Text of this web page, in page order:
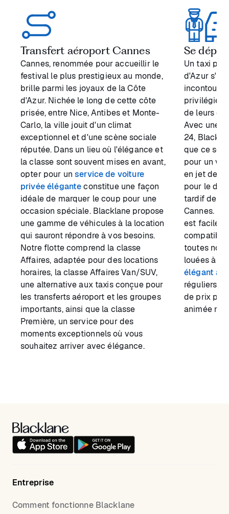
Transfert aéroport Cannes
Cannes, renommée pour accueillir le
festival le plus prestigieux au monde,
brille parmi les joyaux de la Côte
d'Azur. Nichée le long de cette côte
prisée, entre Nice, Antibes et Monte-
Carlo, la ville jouit d'un climat
exceptionnel et d'une scène sociale
réputée. Dans un lieu où l'élégance et
la classe sont souvent mises en avant,
opter pour unservice de voiture
privée éléganteconstitue une façon
idéale de marquer le coup pour une
occasion spéciale. Blacklane propose
une gamme de véhicules à la location
qui sauront répondre à vos besoins.
Notre flotte comprend la classe
Affaires, adaptée pour des locations
horaires, la classe Affaires Van/SUV,
une alternative aux taxis conçue pour
les transferts aéroport et les groupes
importants, ainsi que la classe
Première, un service pour des
moments exceptionnels où vous
souhaitez arriver avec élégance.
Se
Un taxi
d'Azur
privilégient
de leurs
Avec une
24,
que ce soit
pour un
en jet de
pour le
tardif
Cannes.
est facile
compatible
toutes nos
louées à
élégant à
réguliers
de prix
animée ni
Entreprise
Comment fonctionne Blacklane